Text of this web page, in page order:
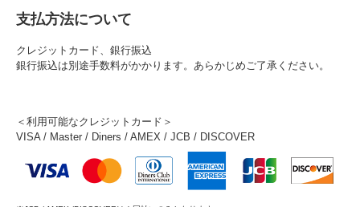
支払方法について
クレジットカード、銀行振込
銀行振込は別途手数料がかかります。あらかじめご了承ください。
＜利用可能なクレジットカード＞
VISA / Master / Diners / AMEX / JCB / DISCOVER